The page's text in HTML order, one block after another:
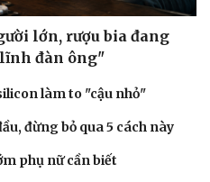
lớn, rượu bia đang
đàn ông"
làm to "cậu nhỏ"
đừng bỏ qua 5 cách này
phụ nữ cần biết